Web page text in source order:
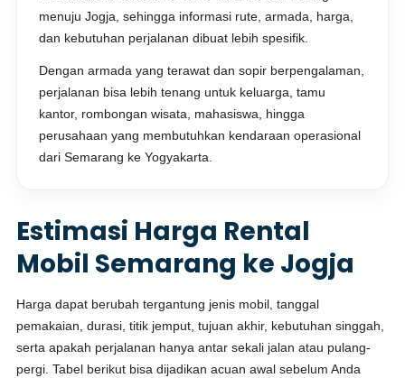
menuju Jogja, sehingga informasi rute, armada, harga,
dan kebutuhan perjalanan dibuat lebih spesifik.
Dengan armada yang terawat dan sopir berpengalaman,
perjalanan bisa lebih tenang untuk keluarga, tamu
kantor, rombongan wisata, mahasiswa, hingga
perusahaan yang membutuhkan kendaraan operasional
dari Semarang ke Yogyakarta.
Estimasi Harga Rental
Mobil Semarang ke Jogja
Harga dapat berubah tergantung jenis mobil, tanggal
pemakaian, durasi, titik jemput, tujuan akhir, kebutuhan singgah,
serta apakah perjalanan hanya antar sekali jalan atau pulang-
pergi. Tabel berikut bisa dijadikan acuan awal sebelum Anda